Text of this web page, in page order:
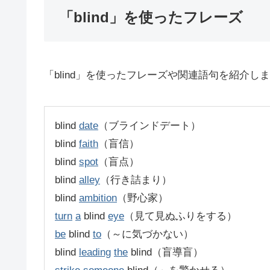
「blind」を使ったフレーズ
「blind」を使ったフレーズや関連語句を紹介し
blind date （ブラインドデート）
blind faith （盲信）
blind spot （盲点）
blind alley （行き詰まり）
blind ambition （野心家）
turn ablind eye （見て見ぬふりをする）
be blind to （～に気づかない）
blind leading the blind（盲導盲）